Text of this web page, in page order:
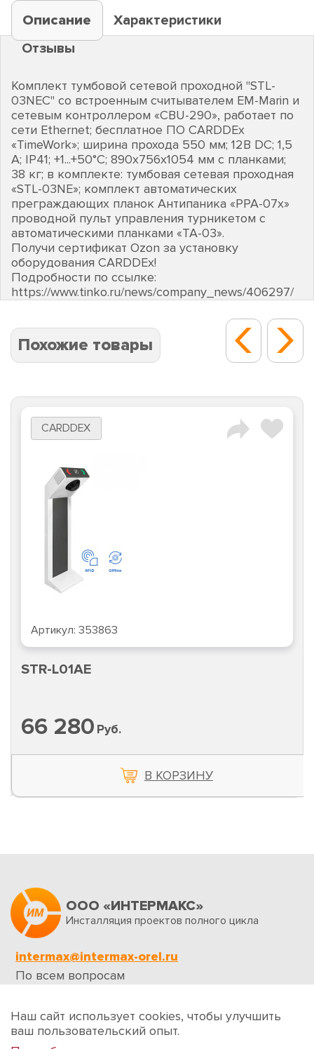
Описание
Характеристики
Отзывы
Комплект тумбовой сетевой проходной "STL-
03NEC" со встроенным считывателем EM-Marin и
сетевым контроллером «CBU-290», работает по
сети Ethernet; бесплатное ПО CARDDEх
«TimeWork»; ширина прохода 550 мм; 12В DC; 1,5
А; IP41; +1...+50°C; 890х756х1054 мм с планками;
38 кг; в комплекте: тумбовая сетевая проходная
«STL-03NE»; комплект автоматических
преграждающих планок Антипаника «PPA-07х»
проводной пульт управления турникетом с
автоматическими планками «TA-03».
Получи сертификат Ozon за установку
оборудования CARDDEх!
Подробности по ссылке:
https://www.tinko.ru/news/company_news/406297/
Похожие товары
CARDDEX
Артикул: 353863
STR-L01AE
66 280 Руб.
В КОРЗИНУ
ООО «ИНТЕРМАКС»
Инсталляция проектов полного цикла
intermax@intermax-orel.ru
По всем вопросам
Обратная связь
Наш сайт использует cookies, чтобы улучшить
ваш пользовательский опыт.